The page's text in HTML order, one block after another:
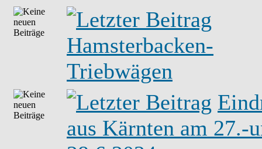
Hamsterbacken-
Triebwägen
aus Kärnten am 27.-